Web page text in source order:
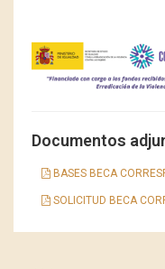
Documentos
BASES BECA
SOLICITUD BECA